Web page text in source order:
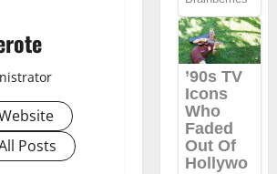
Posts